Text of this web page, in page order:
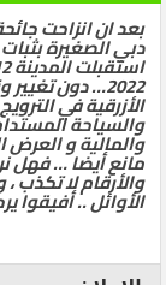
بعد ان انزاحت
دبي الصغيرة
2022… دون
الأزرقية في
والسياحة
والمالية و العرض
مانع أيضا … فهل
والأرقام لا تكذب
الأوائل .. أفيقوا